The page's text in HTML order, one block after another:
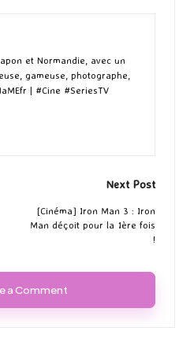
et Normandie, avec un
gameuse, photographe,
| #Cine #SeriesTV
Next Post
[Cinéma] Iron Man 3 : Iron
Man déçoit pour la 1ère fois
!
a Comment